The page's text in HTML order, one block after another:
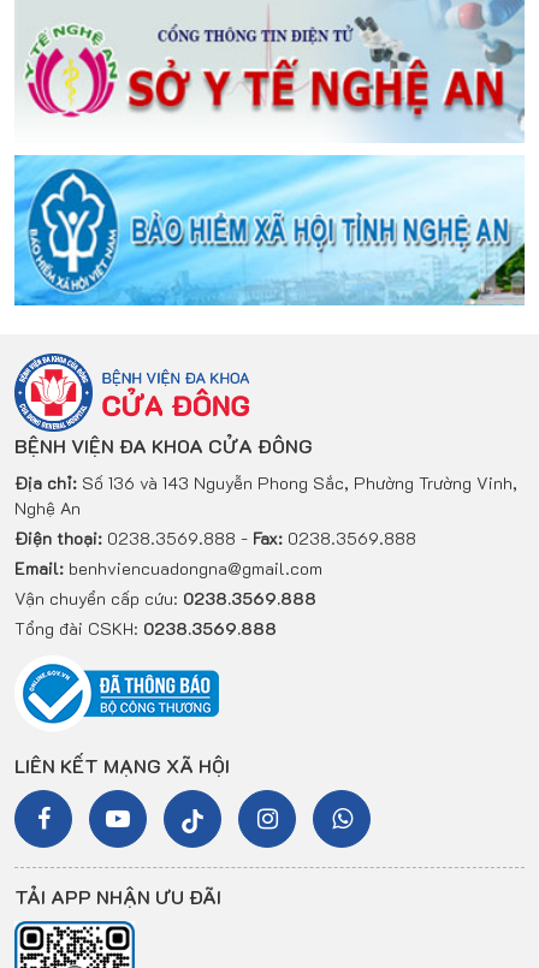
BỆNH VIỆN ĐA KHOA CỬA ĐÔNG
Địa chỉ: Số 136 và 143 Nguyễn Phong Sắc, Phường Trường Vinh,
Nghệ An
Điện thoại: 0238.3569.888 - Fax: 0238.3569.888
Email: benhviencuadongna@gmail.com
Vận chuyển cấp cứu: 0238.3569.888
Tổng đài CSKH: 0238.3569.888
LIÊN KẾT MẠNG XÃ HỘI
TẢI APP NHẬN ƯU ĐÃI